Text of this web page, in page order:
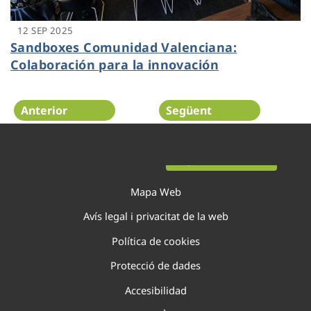
12 SEP 2025
Sandboxes Comunidad Valenciana:
Colaboración para la innovación
Anterior Següent
Mapa Web
Avís legal i privacitat de la web
Política de cookies
Protecció de dades
Accesibilidad